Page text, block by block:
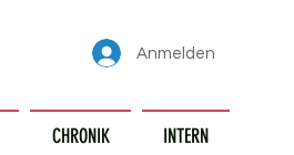
Anmelden
CHRONIK INTERN